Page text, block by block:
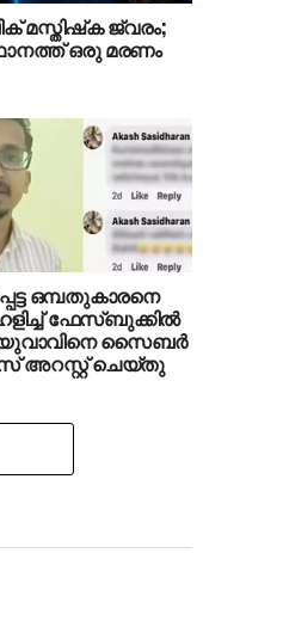
മസ്തിഷ്‌ക ജ്വരം;
ഒരു മരണം
ഒമ്പതുകാരനെ
ഫേസ്ബുക്കില്‍
യുവാവിനെ സൈബര്‍
അറസ്റ്റ് ചെയ്തു